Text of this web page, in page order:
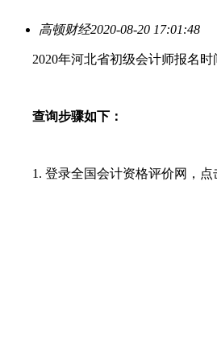
高顿财经2020-08-20 17:01:48
2020年河北省初级会计师报名时
查询步骤如下：
1. 登录全国会计资格评价网，点